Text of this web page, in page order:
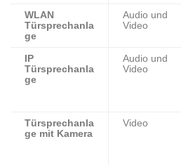
WLAN
Türsprechanla
ge
Audio und
Video
IP
Türsprechanla
ge
Audio und
Video
Türsprechanla
ge mit Kamera
Video